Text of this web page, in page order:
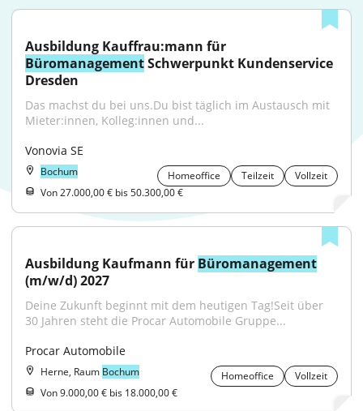
Büromanagement Schwerpunkt Kundenservice
Dresden
Das machst du bei uns.Du bist täglich im Austausch mit
Mieter:innen, Kolleg:innen und...
Vonovia SE
Bochum Homeoffice Teilzeit
Vollzeit
Von 27.000,00 € bis 50.300,00 €
Ausbildung Kaufmann für Büromanagement
(m/w/d) 2027
Deine Zukunft beginnt mit dem heutigen Tag!Seit über
30 Jahren steht die Procar Automobile Gruppe...
Procar Automobile
Herne, Raum Bochum Homeoffice
Vollzeit
Von 9.000,00 € bis 18.000,00 €